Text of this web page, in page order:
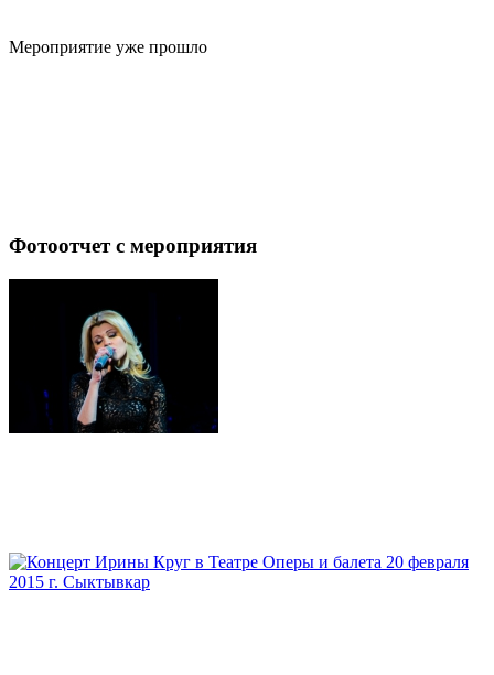
Мероприятие уже прошло
Фотоотчет с мероприятия